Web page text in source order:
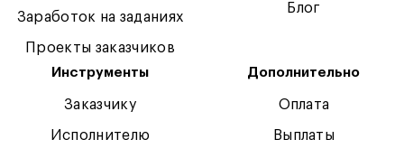
Заработок на заданиях
Проекты заказчиков
Блог
Инструменты
Заказчику
Исполнителю
Дополнительно
Оплата
Выплаты